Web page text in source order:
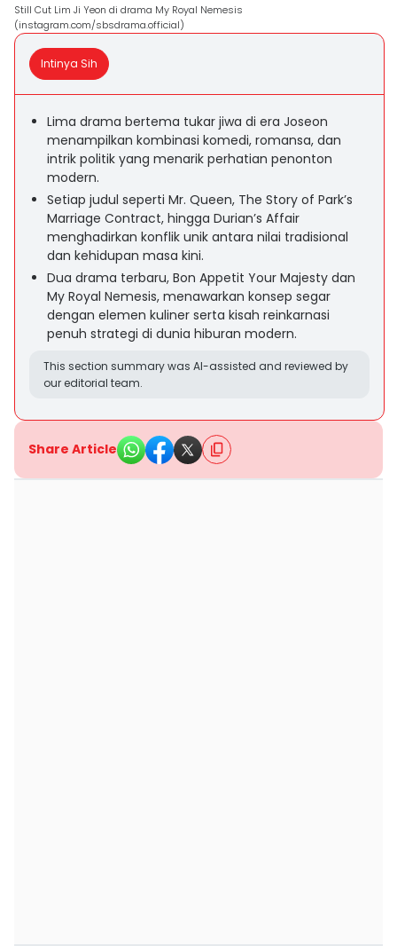
Still Cut Lim Ji Yeon di drama My Royal Nemesis
(instagram.com/sbsdrama.official)
Intinya Sih
Lima drama bertema tukar jiwa di era Joseon
menampilkan kombinasi komedi, romansa, dan
intrik politik yang menarik perhatian penonton
modern.
Setiap judul seperti Mr. Queen, The Story of Park’s
Marriage Contract, hingga Durian’s Affair
menghadirkan konflik unik antara nilai tradisional
dan kehidupan masa kini.
Dua drama terbaru, Bon Appetit Your Majesty dan
My Royal Nemesis, menawarkan konsep segar
dengan elemen kuliner serta kisah reinkarnasi
penuh strategi di dunia hiburan modern.
This section summary was AI-assisted and reviewed by
our editorial team.
Share Article